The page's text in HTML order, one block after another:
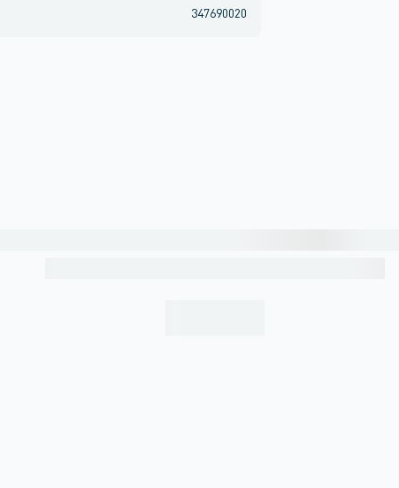
347690020